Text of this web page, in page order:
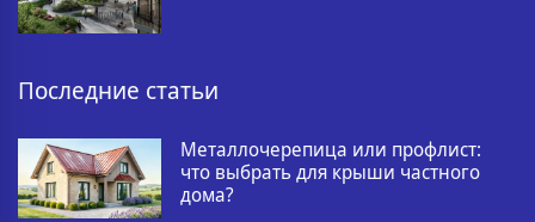
Последние статьи
Металлочерепица или профлист:
что выбрать для крыши частного
дома?